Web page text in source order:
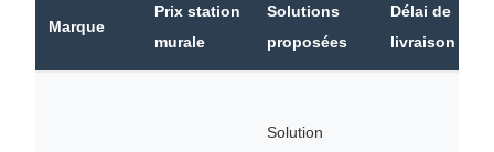
Marque
Prix station
murale
Solutions
proposées
Délai de
livraison
Solution